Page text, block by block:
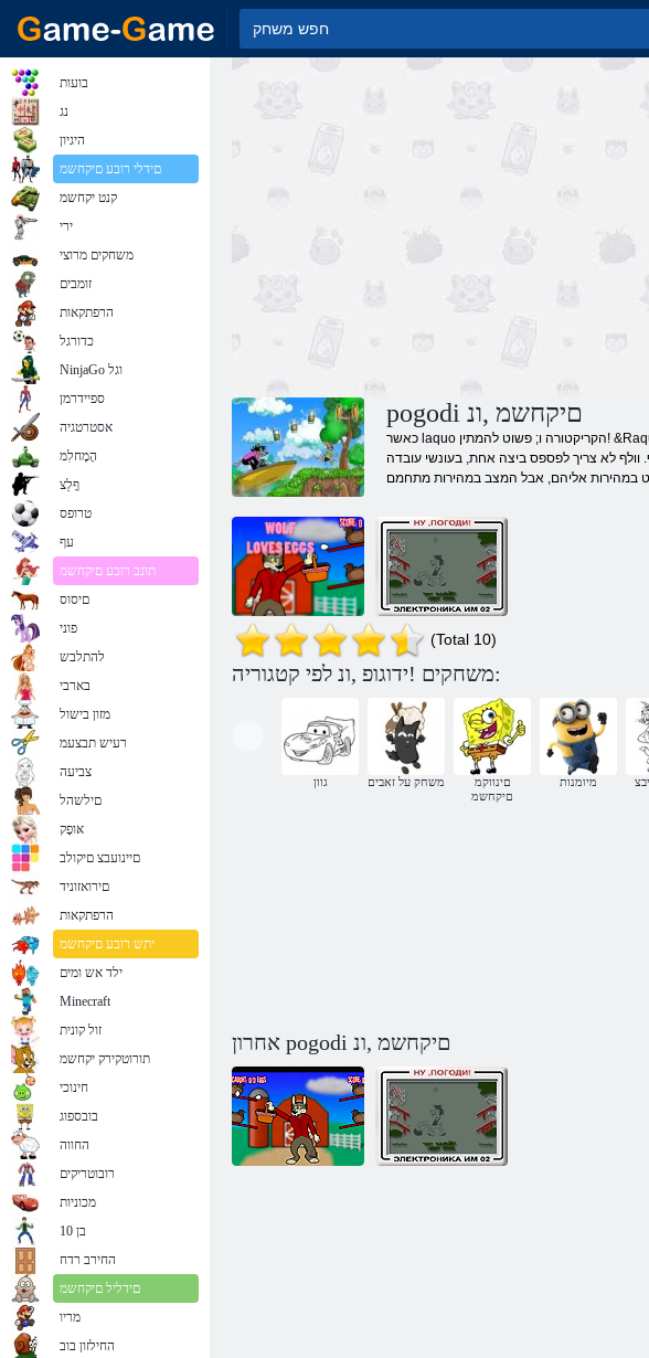
pogodi םיקחשמ ,ונ
כאשר laquo הקריקטורה ו; פשוט להמתין! &Raquo; היה בשיא הפופולריות שלהם, זה עשה את המשחק של וlaquo; אלקטרוניקה וraquo;, שבו ארבעה כפתורי שליטה, מה שאילץ את הזאב לתפוס אדם
לא צריך לפספס ביצה אחת, בעונשי עובדה
(Total 10)
משחקים !ידוגופ ,ונ לפי קטגוריה:
גוון משחק על זאבים
םינווקמ
םיקחשמ
מיומנות
אחרון pogodi םיקחשמ ,ונ
בועות
נג
היגיון
םידלי רובע םיקחשמ
קנט יקחשמ
ירי
משחקים מרוצי
זומבים
הרפתקאות
כדורגל
NinjaGo וגל
ספיידרמן
אסטרטגיה
הָמָחלִמ
ףָלַצ
טרופס
עף
תונב רובע םיקחשמ
םיסוס
פוני
להתלבש
בארבי
מזון בישול
רעיש תבצעמ
צביעה
םילשהל
אּופָק
םיינועבצ םיקולב
םירואזוניד
הרפתקאות
יתש רובע םיקחשמ
ילד אש ומים
Minecraft
זול קונית
תורוטקירק יקחשמ
חינוכי
בובספוג
החווה
רובוטריקים
מכוניות
בן 10
החירב רדח
םידליל םיקחשמ
מריו
החילזון בוב